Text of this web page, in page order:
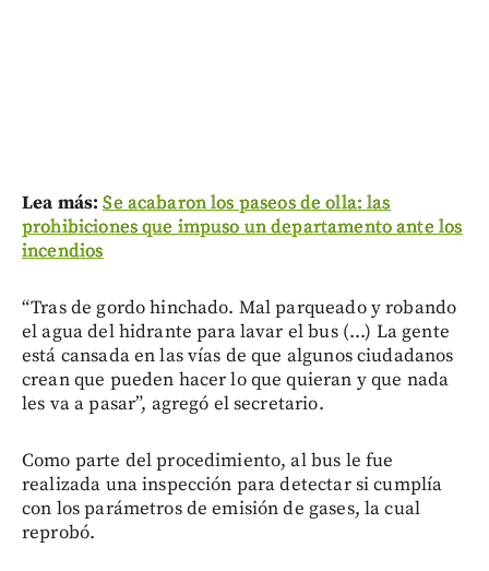
Lea más:Se acabaron los paseos de olla: las
prohibiciones que impuso un departamento ante los
incendios
“Tras de gordo hinchado. Mal parqueado y robando
el agua del hidrante para lavar el bus (...) La gente
está cansada en las vías de que algunos ciudadanos
crean que pueden hacer lo que quieran y que nada
les va a pasar”, agregó el secretario.
Como parte del procedimiento, al bus le fue
realizada una inspección para detectar si cumplía
con los parámetros de emisión de gases, la cual
reprobó.